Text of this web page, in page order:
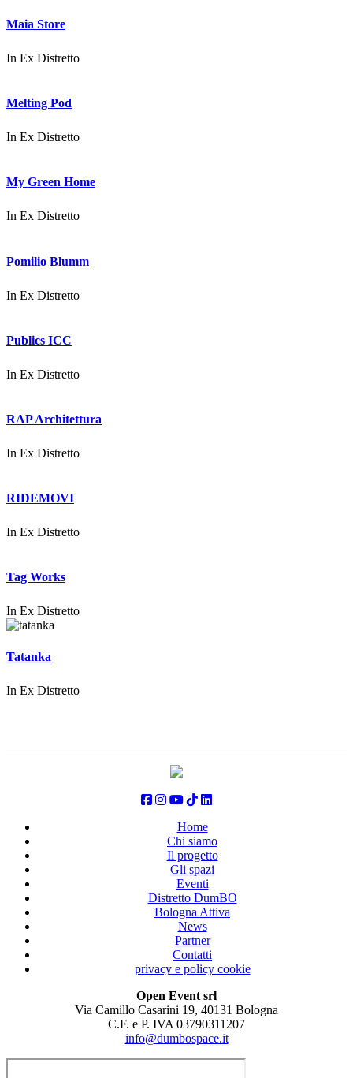
Maia Store
In Ex Distretto
Melting Pod
In Ex Distretto
My Green Home
In Ex Distretto
Pomilio Blumm
In Ex Distretto
Publics ICC
In Ex Distretto
RAP Architettura
In Ex Distretto
RIDEMOVI
In Ex Distretto
Tag Works
In Ex Distretto
Tatanka
In Ex Distretto
Home
Chi siamo
Il progetto
Gli spazi
Eventi
Distretto DumBO
Bologna Attiva
News
Partner
Contatti
privacy e policy cookie
Open Event srl
Via Camillo Casarini 19, 40131 Bologna
C.F. e P. IVA 03790311207
info@dumbospace.it